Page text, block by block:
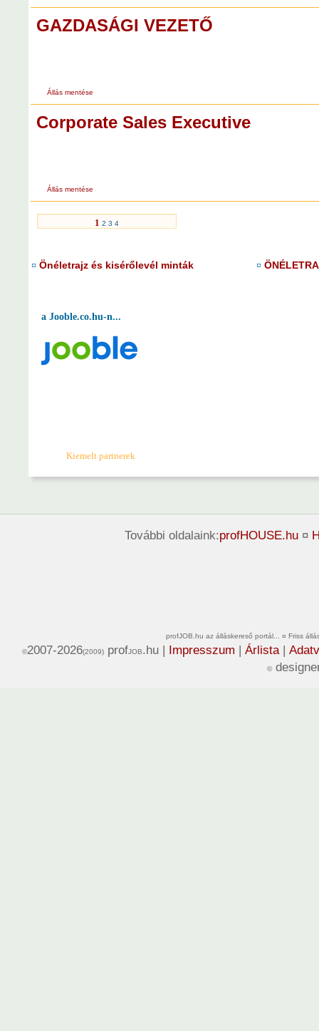
GAZDASÁGI VEZETŐ
Állás mentése
Corporate Sales Executive
Állás mentése
1 2 3 4
¤ Önéletrajz és kisérőlevél minták ¤
a Jooble.co.hu-n...
Kiemelt partnerek
További oldalaink:profHOUSE.hu¤
profJOB.hu az álláskereső portál... ¤ Friss
©2007-2026(2009)profJOB.hu | Impresszum | Árlista|
©